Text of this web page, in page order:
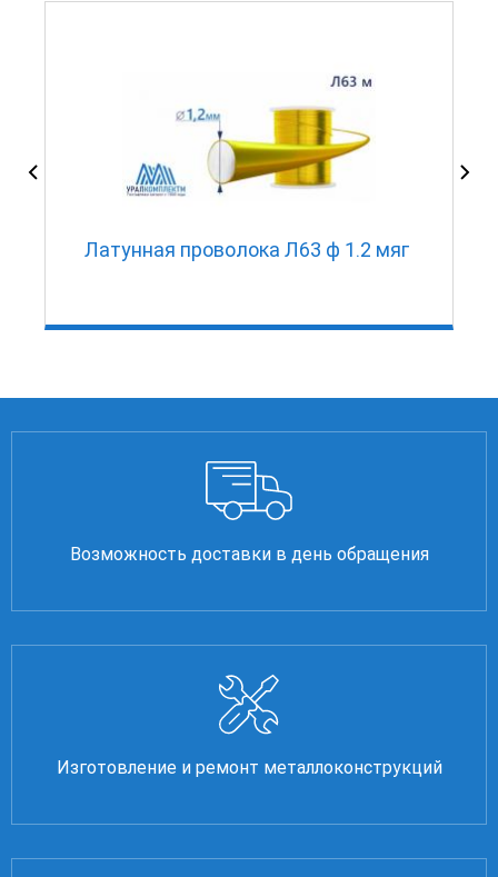
Латунная проволока Л63 ф 1.2 мяг
Возможность доставки в день обращения
Изготовление и ремонт металлоконструкций